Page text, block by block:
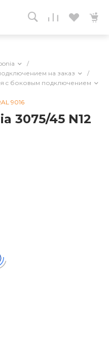
/
на заказ
/
c боковым подключением
9016
3075/45 N12